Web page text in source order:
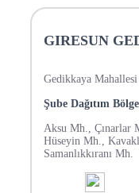
GIRESUN
Gedikkaya
Şube Dağıtım
Aksu Mh., Çınarlar
Hüseyin Mh.,
Samanlıkkıranı Mh.